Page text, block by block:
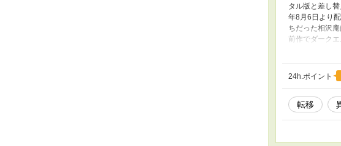
タル版と差し
年8月6日より
ちだった相沢
前作でダーク
会いをし家族
大切にしまし
長なお付き合
す。 苦笑い
24h.ポイント
転移